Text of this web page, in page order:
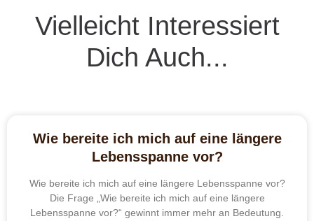
Vielleicht Interessiert
Dich Auch...
Wie bereite ich mich auf eine längere
Lebensspanne vor?
Wie bereite ich mich auf eine längere Lebensspanne vor?
Die Frage „Wie bereite ich mich auf eine längere
Lebensspanne vor?“ gewinnt immer mehr an Bedeutung.